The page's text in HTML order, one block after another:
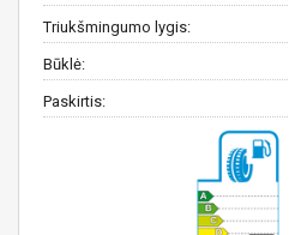
Triukšmingumo lygis:
Būklė:
Paskirtis: